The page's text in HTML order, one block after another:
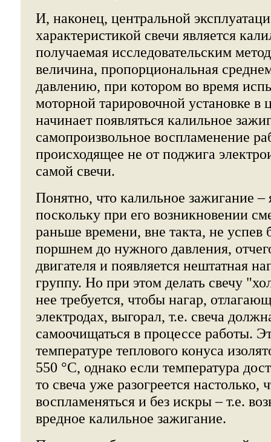
И, наконец, центральной
характеристикой свечи является
получаемая исследовательским
величина, пропорциональная
давлению, при котором во время
моторной тарировочной установке в
начинает появляться калильное
самопроизвольное воспламенение
происходящее не от поджига
самой свечи.
Понятно, что калильное зажигание –
поскольку при его возникновении
раньше времени, вне такта, не успев
поршнем до нужного давления,
двигателя и появляется нештатная
группу. Но при этом делать свечу
нее требуется, чтобы нагар,
электродах, выгорал, т.е. свеча
самоочищаться в процессе работы.
температуре теплового конуса
550 °С, однако если температура
то свеча уже разогреется настолько,
воспламеняться и без искры – т.е.
вредное калильное зажигание.